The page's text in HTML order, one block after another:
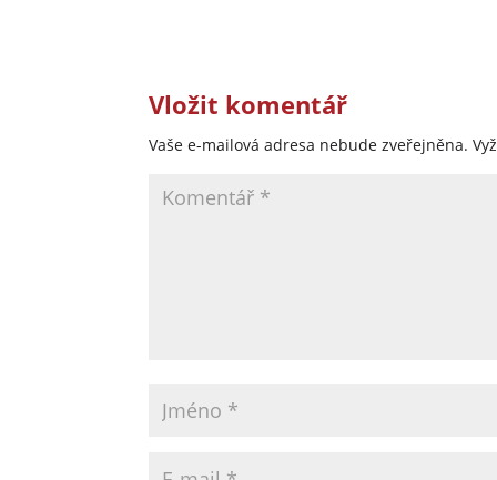
Vložit komentář
Vaše e-mailová adresa nebude zveřejněna.